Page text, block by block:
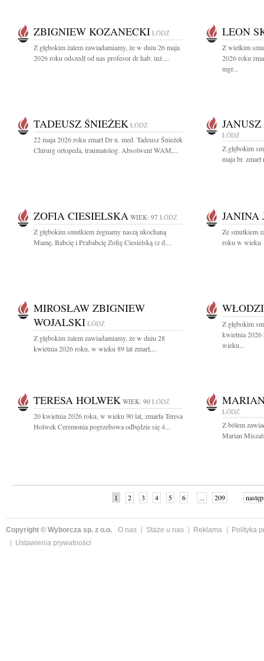
ZBIGNIEW KOZANECKI ŁÓDŹ
Z głębokim żalem zawiadamiamy, że w dniu 26 maja
2026 roku odszedł od nas profesor dr hab. inż....
LEON
Z wielkim
2026 roku
mgr...
TADEUSZ ŚNIEŻEK ŁÓDŹ
22 maja 2026 roku zmarł Dr n. med. Tadeusz Śnieżek
Chirurg ortopeda, traumatolog. Absolwent WAM,...
ŁÓDŹ
Z głębokim
maja br.
ZOFIA CIESIELSKA WIEK: 97 ŁÓDŹ
Z głębokim smutkiem żegnamy naszą ukochaną
Mamę, Babcię i Prababcię Zofię Ciesielską (z d....
JANINA
Ze smutkiem
roku w wieku
MIROSŁAW ZBIGNIEW
WOJALSKI ŁÓDŹ
Z głębokim żalem zawiadamiamy, że w dniu 28
kwietnia 2026 roku, w wieku 89 lat zmarł,...
Z głębokim
kwietnia
wieku...
TERESA HOLWEK WIEK: 90 ŁÓDŹ
20 kwietnia 2026 roku, w wieku 90 lat, zmarła Teresa
Holwek Ceremonia pogrzebowa odbędzie się 4...
ŁÓDŹ
Z bólem
Marian
1 2 3 4 5 6 ... 209
Copyright © Wyborcza sp. z o.o. O nas Staże u nas Reklama
Polityka
Ustawienia prywatności